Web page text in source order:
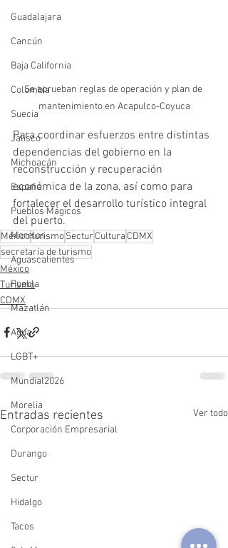
Guadalajara
Cancún
Baja California
Colombia
Suecia
Jalisco
Michoacán
España
Pueblos Mágicos
Morelos
Aguascalientes
Puebla
Mazatlán
Agua
LGBT+
Mundial2026
Morelia
Corporación Empresarial
Durango
Sectur
Hidalgo
Tacos
Se aprueban reglas de operación y plan de
mantenimiento en Acapulco-Coyuca
Para coordinar esfuerzos entre distintas
dependencias del gobierno en la
reconstrucción y recuperación
económica de la zona, así como para
fortalecer el desarrollo turístico integral
del puerto.
MéxicoturismoSectur Cultura CDMX
secretaría de turismo
México
Turismo
CDMX
Entradas recientes Ver todo